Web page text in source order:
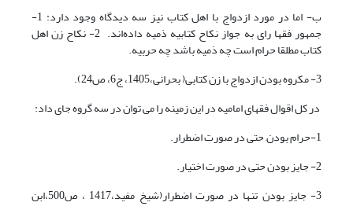
ب- اما در مورد ازدواج با اهل کتاب نیز سه دیدگاه وجود دارد: 1-
جمهور فقها رای به جواز نکاح کتابیه ذمیه داده‌اند. 2- نکاح زن اهل
کتاب مطلقا حرام است چه ذمیه باشد چه حربیه.
3- مکروه بودن ازدواج با زن کتابی( بحرانی،1405، ج6، ص24).
در کل اقوال فقهای امامیه در این زمینه را می توان در سه گروه جای داد:
1-حرام بودن, حتى در صورت اضطرار.
2- جایز بودن حتى در صورت اختیار.
3- جایز بودن تنها در صورت اضطرار(شیخ مفید،1417 ، ص500،ابن